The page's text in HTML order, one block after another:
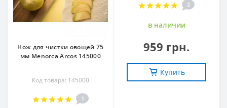
Нож для чистки овощей 75
мм Menorca Arcos 145000
Код товара: 145000
1
2
в наличии
959 грн.
Купить